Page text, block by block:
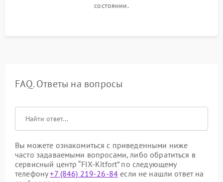
состоянии.
FAQ. Ответы на вопросы
Вы можете ознакомиться с приведенными ниже
часто задаваемыми вопросами, либо обратиться в
сервисный центр “FIX-Kitfort” по следующему
телефону+7 (846) 219-26-84 если не нашли ответ на